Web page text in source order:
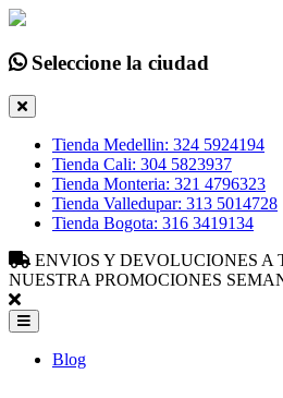
Seleccione la ciudad
Tienda Medellin: 324 5924194
Tienda Cali: 304 5823937
Tienda Monteria: 321 4796323
Tienda Valledupar: 313 5014728
Tienda Bogota: 316 3419134
ENVIOS Y DEVOLUCIONES A
NUESTRA PROMOCIONES
Blog